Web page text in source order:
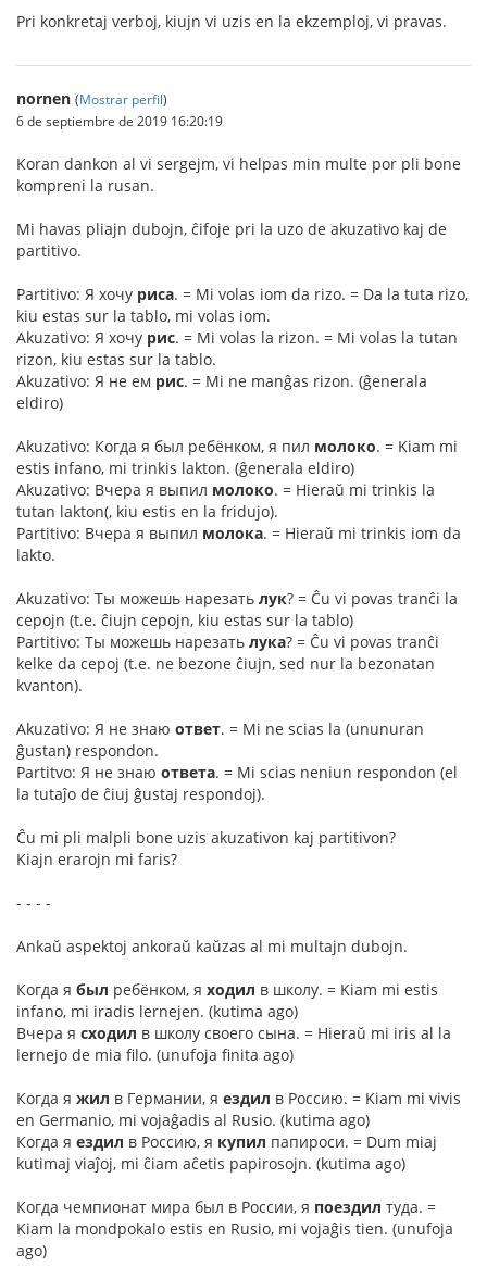
Pri konkretaj verboj, kiujn vi uzis en la ekzemploj, vi pravas.
nornen (Mostrar perfil)
6 de septiembre de 2019 16:20:19
Koran dankon al vi sergejm, vi helpas min multe por pli bone
kompreni la rusan.
Mi havas pliajn dubojn, ĉifoje pri la uzo de akuzativo kaj de
partitivo.
Partitivo: Я хочу риса. = Mi volas iom da rizo. = Da la tuta rizo,
kiu estas sur la tablo, mi volas iom.
Akuzativo: Я хочу рис. = Mi volas la rizon. = Mi volas la tutan
rizon, kiu estas sur la tablo.
Akuzativo: Я не ем рис. = Mi ne manĝas rizon. (ĝenerala
eldiro)
Akuzativo: Когда я был ребёнком, я пил молоко. = Kiam mi
estis infano, mi trinkis lakton. (ĝenerala eldiro)
Akuzativo: Вчера я выпил молоко. = Hieraŭ mi trinkis la
tutan lakton(, kiu estis en la fridujo).
Partitivo: Вчера я выпил молока. = Hieraŭ mi trinkis iom da
lakto.
Akuzativo: Ты можешь нарезать лук? = Ĉu vi povas tranĉi la
cepojn (t.e. ĉiujn cepojn, kiu estas sur la tablo)
Partitivo: Ты можешь нарезать лука? = Ĉu vi povas tranĉi
kelke da cepoj (t.e. ne bezone ĉiujn, sed nur la bezonatan
kvanton).
Akuzativo: Я не знаю ответ. = Mi ne scias la (ununuran
ĝustan) respondon.
Partitvo: Я не знаю ответа. = Mi scias neniun respondon (el
la tutaĵo de ĉiuj ĝustaj respondoj).
Ĉu mi pli malpli bone uzis akuzativon kaj partitivon?
Kiajn erarojn mi faris?
- - - -
Ankaŭ aspektoj ankoraŭ kaŭzas al mi multajn dubojn.
Когда я был ребёнком, я ходил в школу. = Kiam mi estis
infano, mi iradis lernejen. (kutima ago)
Вчера я сходил в школу своего сына. = Hieraŭ mi iris al la
lernejo de mia filo. (unufoja finita ago)
Когда я жил в Германии, я ездил в Россию. = Kiam mi vivis
en Germanio, mi vojaĝadis al Rusio. (kutima ago)
Когда я ездил в Россию, я купил папироси. = Dum miaj
kutimaj viaĵoj, mi ĉiam aĉetis papirosojn. (kutima ago)
Когда чемпионат мира был в России, я поездил туда. =
Kiam la mondpokalo estis en Rusio, mi vojaĝis tien. (unufoja
ago)